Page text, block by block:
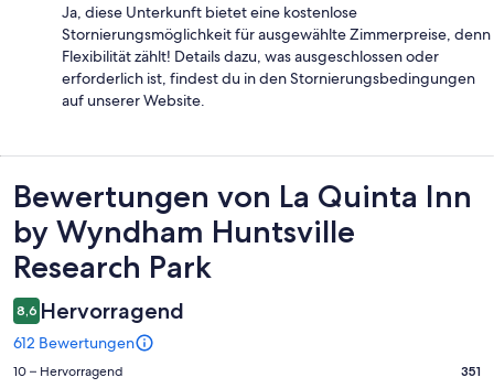
Ja, diese Unterkunft bietet eine kostenlose
Stornierungsmöglichkeit für ausgewählte Zimmerpreise, denn
Flexibilität zählt! Details dazu, was ausgeschlossen oder
erforderlich ist, findest du in den Stornierungsbedingungen
auf unserer Website.
Bewertungen
Bewertungen von La Quinta Inn
by Wyndham Huntsville
Research Park
8,6 Hervorragend
612 Bewertungen
351
10 – Hervorragend 351